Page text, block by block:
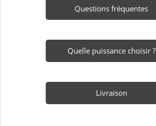
Questions fréquentes
Quelle puissance choisir ?
Livraison